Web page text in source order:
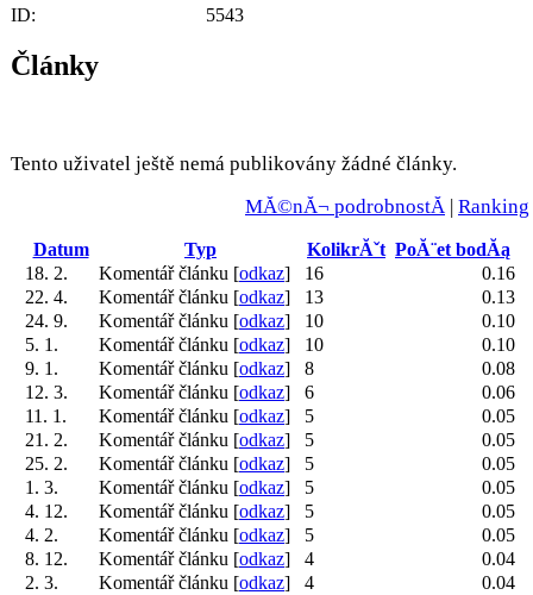
ID: 5543
Články
Tento uživatel ještě nemá publikovány žádné články.
MĂ©nĂ¬ podrobnostĂ­ Ranking
Datum Typ KolikrĂˇt PoĂ¨et bodĂą
18. 2.
Komentář článku [odkaz] 16
0.16
22. 4.
Komentář článku [odkaz] 13
0.13
24. 9.
Komentář článku [odkaz] 10
0.10
5. 1.
Komentář článku [odkaz] 10
0.10
9. 1.
Komentář článku [odkaz] 8
0.08
12. 3.
Komentář článku [odkaz] 6
0.06
11. 1.
Komentář článku [odkaz] 5
0.05
21. 2.
Komentář článku [odkaz] 5
0.05
25. 2.
Komentář článku [odkaz] 5
0.05
1. 3.
Komentář článku [odkaz] 5
0.05
4. 12.
Komentář článku [odkaz] 5
0.05
4. 2.
Komentář článku [odkaz] 5
0.05
8. 12.
Komentář článku [odkaz] 4
0.04
2. 3.
Komentář článku [odkaz] 4
0.04